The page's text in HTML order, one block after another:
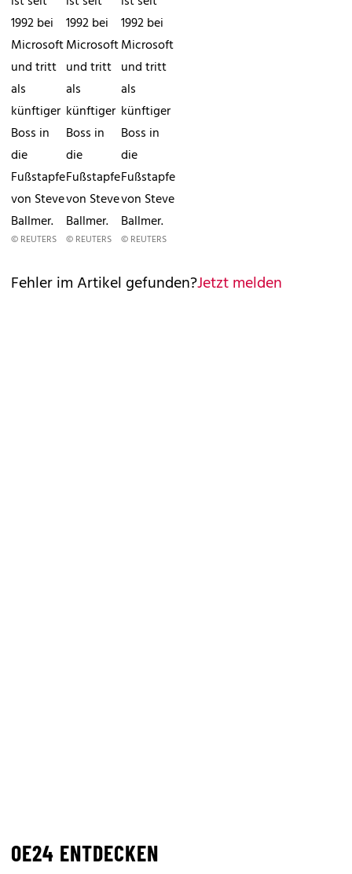
1992 bei
Microsoft
und tritt
als
künftiger
Boss in
die
Fußstapfen
von Steve
Ballmer.
© REUTERS
1992 bei
Microsoft
und tritt
als
künftiger
Boss in
die
Fußstapfen
von Steve
Ballmer.
© REUTERS
1992 bei
Microsoft
und tritt
als
künftiger
Boss in
die
Fußstapfen
von Steve
Ballmer.
© REUTERS
Fehler im Artikel gefunden?Jetzt melden
OE24 ENTDECKEN